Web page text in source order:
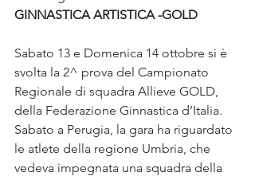
GINNASTICA ARTISTICA -GOLD
Sabato 13 e Domenica 14 ottobre si è
svolta la 2^ prova del Campionato
Regionale di squadra Allieve GOLD,
della Federazione Ginnastica d’Italia.
Sabato a Perugia, la gara ha riguardato
le atlete della regione Umbria, che
vedeva impegnata una squadra della